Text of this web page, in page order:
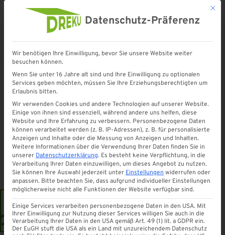
Startseite»Shop»Pfostenträger H-Form 140 mm
Mit
Datenschutz-Präferenz
Wir benötigen Ihre Einwilligung, bevor Sie unsere Website weiter
besuchen können.
Wenn Sie unter 16 Jahre alt sind und Ihre Einwilligung zu optionalen
Services geben möchten, müssen Sie Ihre Erziehungsberechtigten um
Erlaubnis bitten.
Wir verwenden Cookies und andere Technologien auf unserer Website.
Einige von ihnen sind essenziell, während andere uns helfen, diese
Website und Ihre Erfahrung zu verbessern. Personenbezogene Daten
können verarbeitet werden (z. B. IP-Adressen), z. B. für personalisierte
Anzeigen und Inhalte oder die Messung von Anzeigen und Inhalten.
Weitere Informationen über die Verwendung Ihrer Daten finden Sie in
unserer Datenschutzerklärung. Es besteht keine Verpflichtung, in die
Verarbeitung Ihrer Daten einzuwilligen, um dieses Angebot zu nutzen.
Sie können Ihre Auswahl jederzeit unter Einstellungen widerrufen oder
anpassen. Bitte beachten Sie, dass aufgrund individueller Einstellungen
möglicherweise nicht alle Funktionen der Website verfügbar sind.
Einige Services verarbeiten personenbezogene Daten in den USA. Mit
Ihrer Einwilligung zur Nutzung dieser Services willigen Sie auch in die
Verarbeitung Ihrer Daten in den USA gemäß Art. 49 (1) lit. a GDPR ein.
Der EuGH stuft die USA als ein Land mit unzureichendem Datenschutz